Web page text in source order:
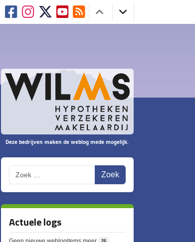
Deze bedrijven maken de weblog mede mogelijk.
Actuele logs
26